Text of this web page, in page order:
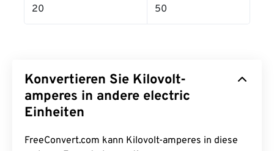
20 50
Konvertieren Sie Kilovolt-
amperes in andere electric
Einheiten
FreeConvert.com kann Kilovolt-amperes in diese